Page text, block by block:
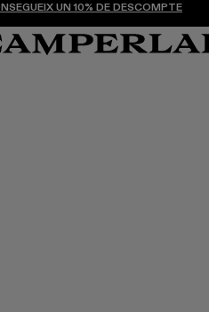
UN 10% DE DESCOMPTE